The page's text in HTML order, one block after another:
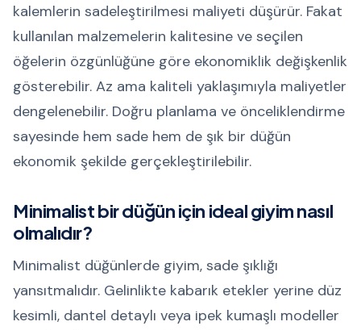
kalemlerin sadeleştirilmesi maliyeti düşürür. Fakat
kullanılan malzemelerin kalitesine ve seçilen
öğelerin özgünlüğüne göre ekonomiklik değişkenlik
gösterebilir. Az ama kaliteli yaklaşımıyla maliyetler
dengelenebilir. Doğru planlama ve önceliklendirme
sayesinde hem sade hem de şık bir düğün
ekonomik şekilde gerçekleştirilebilir.
Minimalist bir düğün için ideal giyim nasıl
olmalıdır?
Minimalist düğünlerde giyim, sade şıklığı
yansıtmalıdır. Gelinlikte kabarık etekler yerine düz
kesimli, dantel detaylı veya ipek kumaşlı modeller